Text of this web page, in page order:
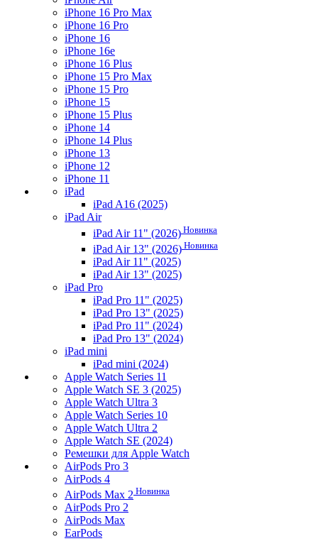
iPhone 16 Pro Max
iPhone 16 Pro
iPhone 16
iPhone 16e
iPhone 16 Plus
iPhone 15 Pro Max
iPhone 15 Pro
iPhone 15
iPhone 15 Plus
iPhone 14
iPhone 14 Plus
iPhone 13
iPhone 12
iPhone 11
iPad
iPad A16 (2025)
iPad Air
iPad Air 11" (2026) Новинка
iPad Air 13" (2026) Новинка
iPad Air 11" (2025)
iPad Air 13" (2025)
iPad Pro
iPad Pro 11" (2025)
iPad Pro 13" (2025)
iPad Pro 11" (2024)
iPad Pro 13" (2024)
iPad mini
iPad mini (2024)
Apple Watch Series 11
Apple Watch SE 3 (2025)
Apple Watch Ultra 3
Apple Watch Series 10
Apple Watch Ultra 2
Apple Watch SE (2024)
Ремешки для Apple Watch
AirPods Pro 3
AirPods 4
AirPods Max 2 Новинка
AirPods Pro 2
AirPods Max
EarPods